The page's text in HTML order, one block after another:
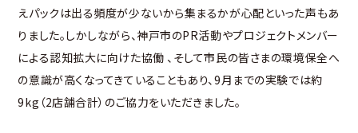
えパックは出る頻度が少ないから集まるかが心配といった声もあ
りました。しかしながら、神戸市のPR活動やプロジェクトメンバー
による認知拡大に向けた協働 、そして市民の皆さまの環境保全へ
の意識が高くなってきていることもあり、9月までの実験では約
9kg（2店舗合計）のご協力をいただきました。